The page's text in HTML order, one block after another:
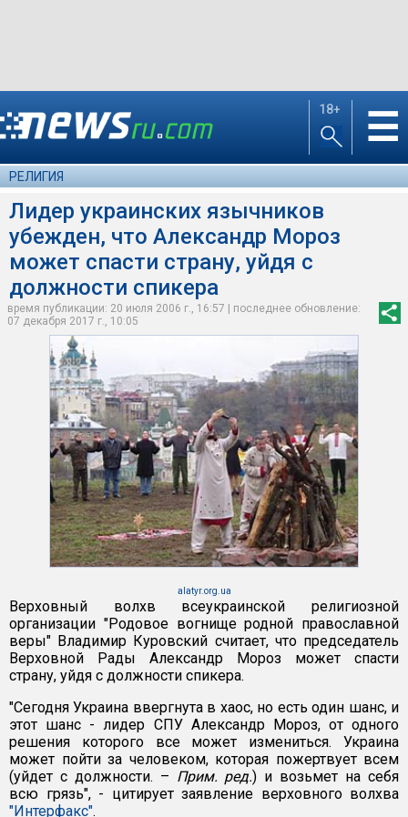
18+ ☰
РЕЛИГИЯ
Лидер украинских язычников
убежден, что Александр Мороз
может спасти страну, уйдя с
должности спикера
время публикации: 20 июля 2006 г., 16:57 | последнее обновление:
07 декабря 2017 г., 10:05
alatyr.org.ua
Верховный волхв всеукраинской религиозной
организации "Родовое вогнище родной православной
веры" Владимир Куровский считает, что председатель
Верховной Рады Александр Мороз может спасти
страну, уйдя с должности спикера.
"Сегодня Украина ввергнута в хаос, но есть один шанс, и
этот шанс - лидер СПУ Александр Мороз, от одного
решения которого все может измениться. Украина
может пойти за человеком, которая пожертвует всем
(уйдет с должности. – Прим. ред.) и возьмет на себя
всю грязь", - цитирует заявление верховного волхва
"Интерфакс".